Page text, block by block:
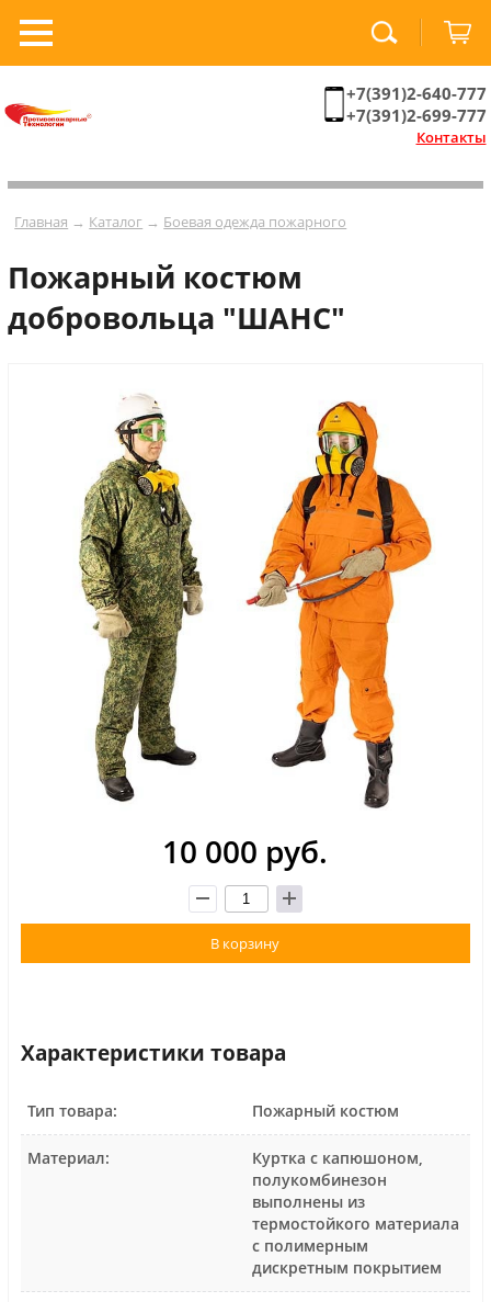
+7(391)2-640-777
+7(391)2-699-777
Контакты
Главная → Каталог → Боевая одежда пожарного
Пожарный костюм
добровольца "ШАНС"
10 000 руб.
В корзину
Характеристики товара
Тип товара: Пожарный костюм
Материал:
Куртка с капюшоном,
полукомбинезон
выполнены из
термостойкого материала
с полимерным
дискретным покрытием